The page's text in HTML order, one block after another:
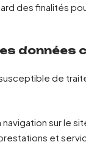
des finalités
données
de
sur le
et